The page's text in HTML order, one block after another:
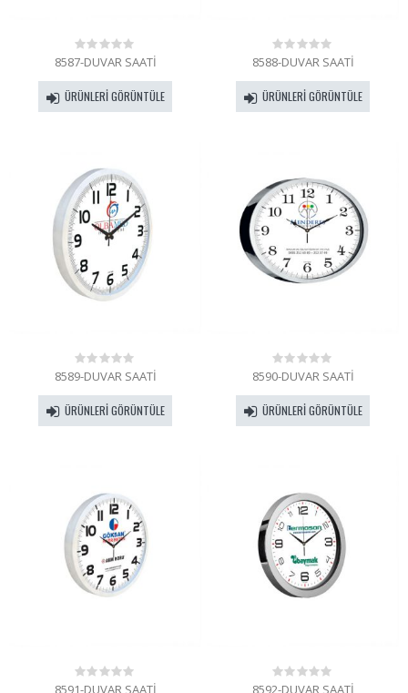
0
5
8587-DUVAR SAATİ
ÜRÜNLERI GÖRÜNTÜLE
0
5
8588-DUVAR SAATİ
ÜRÜNLERI GÖRÜNTÜLE
0
5
8589-DUVAR SAATİ
ÜRÜNLERI GÖRÜNTÜLE
0
5
8590-DUVAR SAATİ
ÜRÜNLERI GÖRÜNTÜLE
0
0